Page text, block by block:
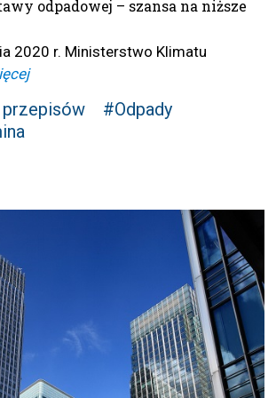
odpadowej – szansa na niższe
2020 r. Ministerstwo Klimatu
#Odpady